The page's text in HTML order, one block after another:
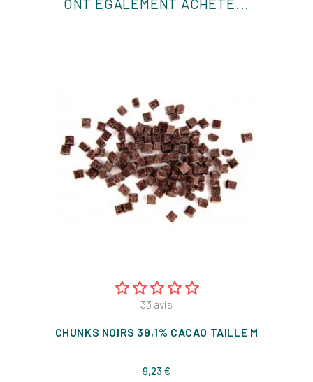
33 avis
CHUNKS NOIRS 39,1% CACAO TAILLE M
9,23 €